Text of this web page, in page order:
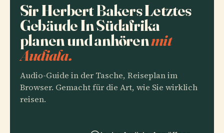
Sir Herbert Bakers Letztes
Gebäude In Südafrika
planen und anhörenmit
Audiala.
Audio-Guide in der Tasche, Reiseplan im
Browser. Gemacht für die Art, wie Sie wirklich
reisen.